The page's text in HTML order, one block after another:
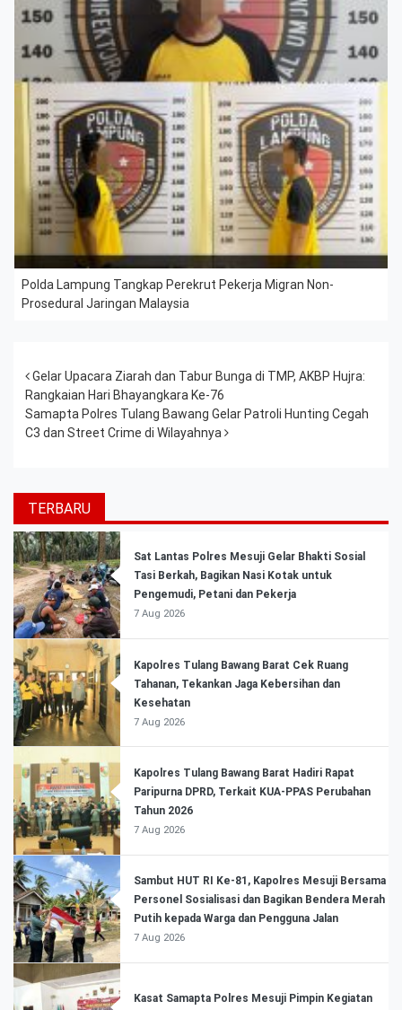
Polda Lampung Tangkap Perekrut Pekerja Migran Non-
Prosedural Jaringan Malaysia
Post navigation
Gelar Upacara Ziarah dan Tabur Bunga di TMP, AKBP Hujra:
Rangkaian Hari Bhayangkara Ke-76
Samapta Polres Tulang Bawang Gelar Patroli Hunting Cegah
C3 dan Street Crime di Wilayahnya
TERBARU
Sat Lantas Polres Mesuji Gelar Bhakti Sosial
Tasi Berkah, Bagikan Nasi Kotak untuk
Pengemudi, Petani dan Pekerja
7 Aug 2026
Kapolres Tulang Bawang Barat Cek Ruang
Tahanan, Tekankan Jaga Kebersihan dan
Kesehatan
7 Aug 2026
Kapolres Tulang Bawang Barat Hadiri Rapat
Paripurna DPRD, Terkait KUA-PPAS Perubahan
Tahun 2026
7 Aug 2026
Sambut HUT RI Ke-81, Kapolres Mesuji Bersama
Personel Sosialisasi dan Bagikan Bendera Merah
Putih kepada Warga dan Pengguna Jalan
7 Aug 2026
Kasat Samapta Polres Mesuji Pimpin Kegiatan